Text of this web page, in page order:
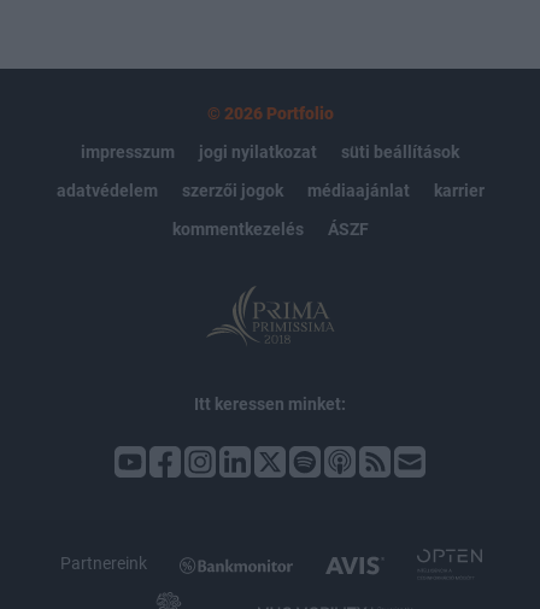
© 2026 Portfolio
impresszum
jogi nyilatkozat
süti beállítások
adatvédelem
szerzői jogok médiaajánlat
karrier
kommentkezelés
ÁSZF
Itt keressen minket:
Partnereink